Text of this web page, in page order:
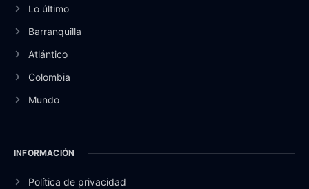
Lo último
Barranquilla
Atlántico
Colombia
Mundo
INFORMACIÓN
Política de privacidad